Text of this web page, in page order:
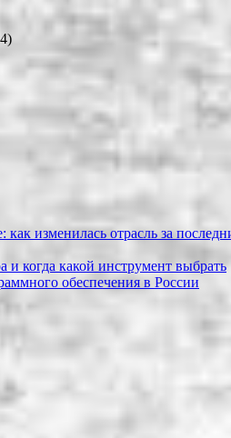
изменилась отрасль за
и когда какой инструмент выбрать
обеспечения в России